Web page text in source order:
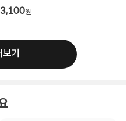
3,100원
기